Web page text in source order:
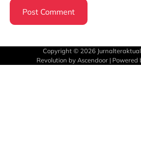
Copyright © 2026
Revolution by Ascendoor | Powered